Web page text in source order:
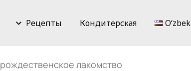
Рецепты Кондитерская Oʻzbek
рождественское лакомство